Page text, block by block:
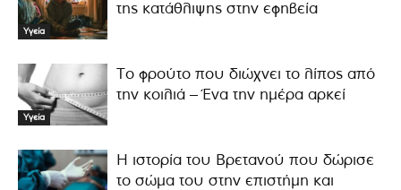
Υγεία
της κατάθλιψης στην εφηβεία
Υγεία
Το φρούτο που διώχνει το λίπος από
την κοιλιά – Ένα την ημέρα αρκεί
Η ιστορία του Βρετανού που δώρισε
το σώμα του στην επιστήμη και